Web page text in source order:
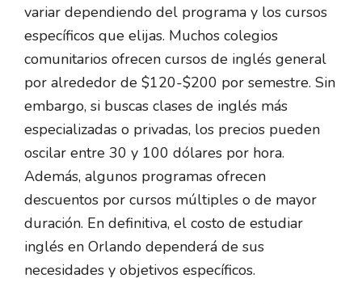
variar dependiendo del programa y los cursos
específicos que elijas. Muchos colegios
comunitarios ofrecen cursos de inglés general
por alrededor de $120-$200 por semestre. Sin
embargo, si buscas clases de inglés más
especializadas o privadas, los precios pueden
oscilar entre 30 y 100 dólares por hora.
Además, algunos programas ofrecen
descuentos por cursos múltiples o de mayor
duración. En definitiva, el costo de estudiar
inglés en Orlando dependerá de sus
necesidades y objetivos específicos.